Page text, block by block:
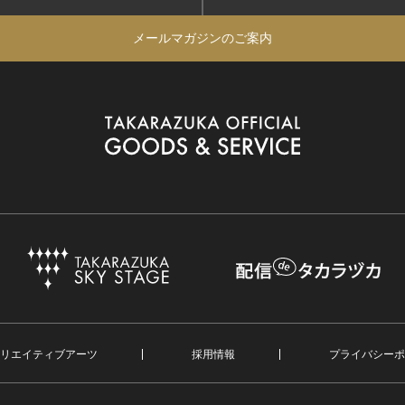
メールマガジンのご案内
エイティブアーツ 採用情報 プライバシー